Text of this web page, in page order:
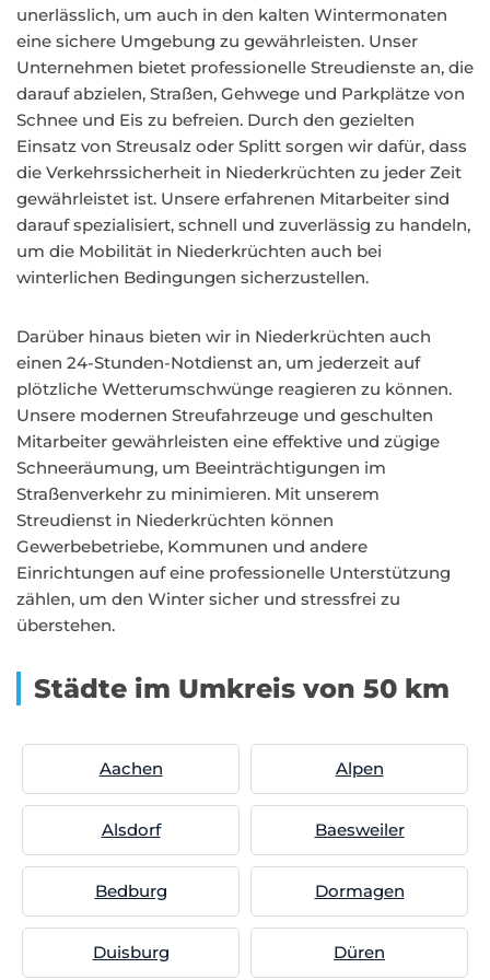
unerlässlich, um auch in den kalten Wintermonaten
eine sichere Umgebung zu gewährleisten. Unser
Unternehmen bietet professionelle Streudienste an, die
darauf abzielen, Straßen, Gehwege und Parkplätze von
Schnee und Eis zu befreien. Durch den gezielten
Einsatz von Streusalz oder Splitt sorgen wir dafür, dass
die Verkehrssicherheit in Niederkrüchten zu jeder Zeit
gewährleistet ist. Unsere erfahrenen Mitarbeiter sind
darauf spezialisiert, schnell und zuverlässig zu handeln,
um die Mobilität in Niederkrüchten auch bei
winterlichen Bedingungen sicherzustellen.
Darüber hinaus bieten wir in Niederkrüchten auch
einen 24-Stunden-Notdienst an, um jederzeit auf
plötzliche Wetterumschwünge reagieren zu können.
Unsere modernen Streufahrzeuge und geschulten
Mitarbeiter gewährleisten eine effektive und zügige
Schneeräumung, um Beeinträchtigungen im
Straßenverkehr zu minimieren. Mit unserem
Streudienst in Niederkrüchten können
Gewerbebetriebe, Kommunen und andere
Einrichtungen auf eine professionelle Unterstützung
zählen, um den Winter sicher und stressfrei zu
überstehen.
Städte im Umkreis von 50 km
Aachen Alpen
Alsdorf Baesweiler
Bedburg Dormagen
Duisburg Düren